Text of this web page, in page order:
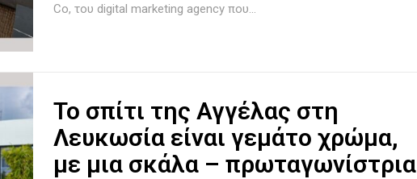
Co, του digital marketing agency που...
Το σπίτι της Αγγέλας στη
Λευκωσία είναι γεμάτο χρώμα,
με μια σκάλα – πρωταγωνίστρια